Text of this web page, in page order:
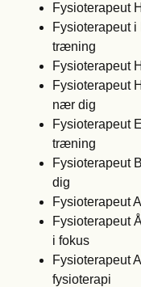
Fysioterapeut
Fysioterapeut
træning
Fysioterapeut
Fysioterapeut
nær dig
Fysioterapeut
træning
Fysioterapeut
dig
Fysioterapeut
Fysioterapeut
i fokus
Fysioterapeut
fysioterapi